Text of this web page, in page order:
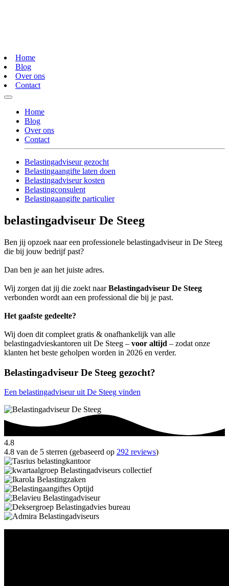
Home
Blog
Over ons
Contact
Home
Blog
Over ons
Contact
Belastingadviseur gezocht
Belastingaangifte laten doen
Belastingadviseur kosten
Belastingconsulent
Belastingaangifte particulier
belastingadviseur De Steeg
Ben jij opzoek naar een professionele belastingadviseur in De Steeg
die bij jouw bedrijf past?
Dan ben je aan het juiste adres.
Wij zorgen dat jij die zoekt naarBelastingadviseur De Steeg
verbonden wordt aan een professional die bij je past.
Het gaafste gedeelte?
Wij doen dit compleet gratis & onafhankelijk van alle
belastingadvieskantoren uit De Steeg – voor altijd – zodat onze
klanten het beste geholpen worden in 2026 en verder.
Belastingadviseur De Steeg gezocht?
Een belastingadviseur uit De Steeg vinden
4.8
4.8 van de 5 sterren (gebaseerd op 292 reviews)